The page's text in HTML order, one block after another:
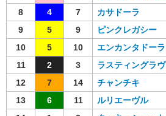
8
4 7 カサドーラ
9
5 9 ピンクレガシー
10
5 10 エンカンタドーラ
11
2 3 ラスティングラヴ
12
7 14 チャンチキ
13
6 11 ルリエーヴル